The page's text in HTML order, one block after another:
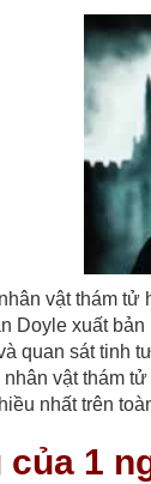
vật thám
Doyle xuất
quan sát tinh
vật thám
nhất trên
của 1